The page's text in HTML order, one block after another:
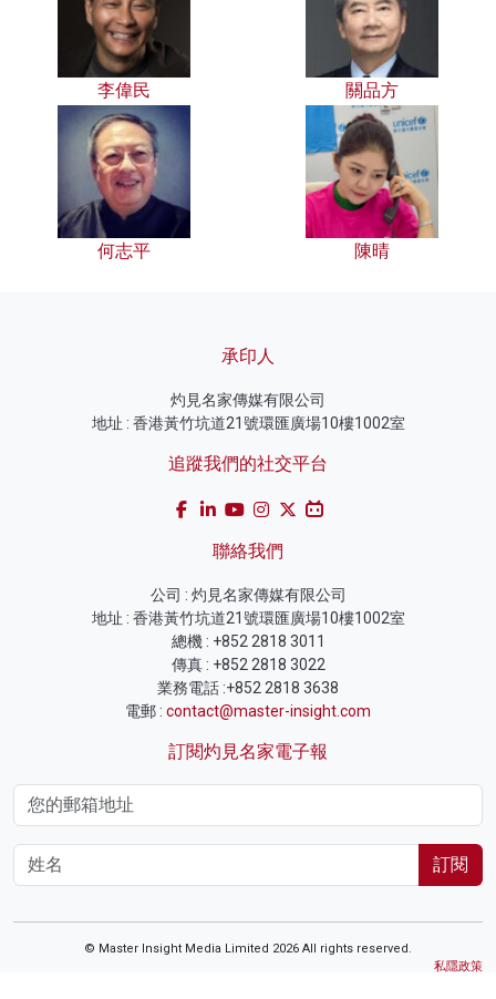
李偉民 關品方
何志平 陳晴
承印人
灼見名家傳媒有限公司
地址 : 香港黃竹坑道21號環匯廣場10樓1002室
追蹤我們的社交平台
聯絡我們
公司 : 灼見名家傳媒有限公司
地址 : 香港黃竹坑道21號環匯廣場10樓1002室
總機 : +852 2818 3011
傳真 : +852 2818 3022
業務電話 :+852 2818 3638
電郵 : contact@master-insight.com
訂閱灼見名家電子報
訂閱
© Master Insight Media Limited 2026 All rights reserved.
私隱政策